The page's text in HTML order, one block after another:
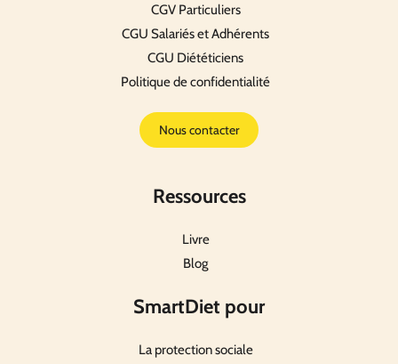
CGV Particuliers
CGU Salariés et Adhérents
CGU Diététiciens
Politique de confidentialité
Nous contacter
Ressources
Livre
Blog
SmartDiet pour
La protection sociale